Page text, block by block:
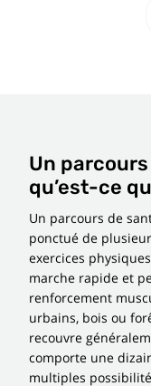
Un
qu’est-ce
Un parcours de
ponctué de
exercices
marche rapide et
renforcement
urbains, bois ou
recouvre
comporte une
multiples